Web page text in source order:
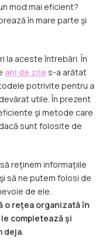
mod mai eficient?
în mare parte şi
la aceste întrebări. În
ani de zile s-a arătat
potrivite pentru a
utile. În prezent
şi metode care
sunt folosite de
reţinem informaţiile
să ne putem folosi de
de ele.
o reţea organizată în
completează şi
deja.